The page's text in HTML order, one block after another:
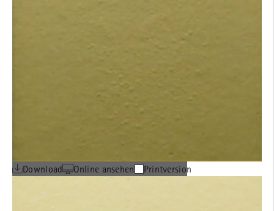
Download Online ansehen Printversion